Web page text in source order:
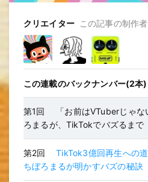
クリエイター この記事の制作
この連載のバックナンバー(2本)
第1回
「お前はVTuberじゃ
ろまるが、TikTokでバズるまで
第2回
TikTok3億回再生への
ちぼろまるが明かすバズの秘訣